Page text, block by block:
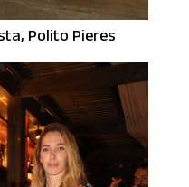
Polito Pieres